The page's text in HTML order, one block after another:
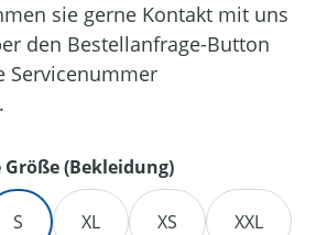
sie gerne Kontakt mit uns
den Bestellanfrage-Button
Servicenummer
(Bekleidung)auswählen
S XL XS XXL